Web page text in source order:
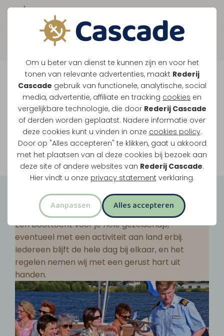
Om u beter van dienst te kunnen zijn en voor het
tonen van relevante advertenties, maakt Rederij
Cascade gebruik van functionele, analytische, social
media, advertentie, affiliate en tracking cookies en
vergelijkbare technologie, die door Rederij Cascade
of derden worden geplaatst. Nadere informatie over
deze cookies kunt u vinden in onze cookies policy.
Door op "Alles accepteren" te klikken, gaat u akkoord
met het plaatsen van al deze cookies bij bezoek aan
deze site of andere websites van Rederij Cascade.
Hier vindt u onze privacy statement verklaring.
Aanpassen Alles accepteren
Boek direct je vaart
Vaar je mee over de
Maasplassen?
Ondanks de lage waterstanden gaan
onze vaarten gewoon door.
Bekijk onze rondvaarten
Groepsuitjes
Een boottocht voor je hele gezelschap,
eventueel met een activiteit aan land erbij.
Iedereen blijft de hele dag bij elkaar, en het
regelen nemen wij met een gerust hart uit
handen.